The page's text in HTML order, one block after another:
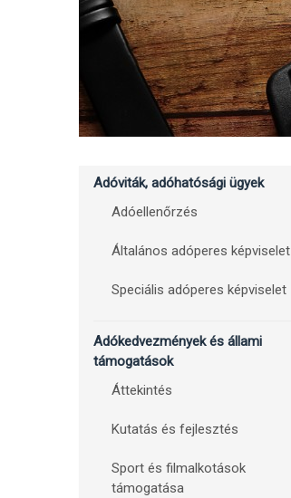
Services
Sidebar
Adóviták, adóhatósági ügyek
Adóellenőrzés
Általános adóperes képviselet
Speciális adóperes képviselet
Adókedvezmények és állami
támogatások
Áttekintés
Kutatás és fejlesztés
Sport és filmalkotások
támogatása